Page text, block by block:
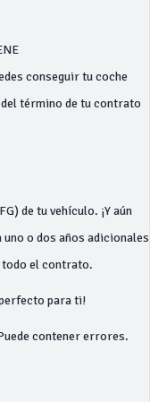
conseguir tu coche
término de tu contrato
de tu vehículo. ¡Y aún
o dos años adicionales
todo el contrato.
para ti!
contener errores.